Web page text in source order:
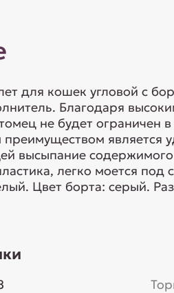
для кошек угловой с
Благодаря
не будет ограничен
является
высыпание содержимого
легко моется под
Цвет борта: серый.